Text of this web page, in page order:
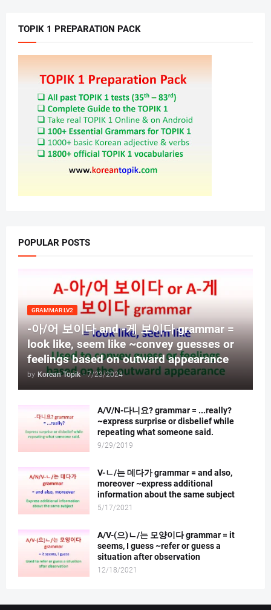
TOPIK 1 PREPARATION PACK
POPULAR POSTS
GRAMMAR LV2
-아/어 보이다 and -게 보이다 grammar =
look like, seem like ~convey guesses or
feelings based on outward appearance
by Korean Topik - 7/23/2024
A/V/N-다니요? grammar = ...really?
~express surprise or disbelief while
repeating what someone said.
9/29/2019
V-ㄴ/는 데다가 grammar = and also,
moreover ~express additional
information about the same subject
5/17/2021
A/V-(으)ㄴ/는 모양이다 grammar = it
seems, I guess ~refer or guess a
situation after observation
12/18/2021